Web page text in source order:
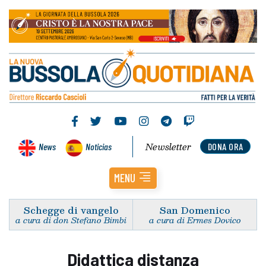
News Noticias DONA ORA
Newsletter
MENU
Schegge di vangelo
a cura di don Stefano Bimbi
San Domenico
a cura di Ermes Dovico
Didattica distanza